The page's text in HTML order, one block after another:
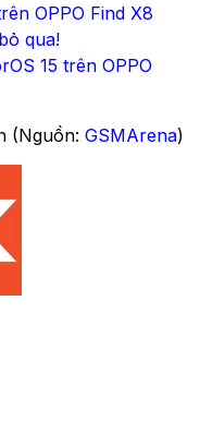
OPPO Find X8
qua!
15 trên OPPO
(Nguồn: GSMArena)